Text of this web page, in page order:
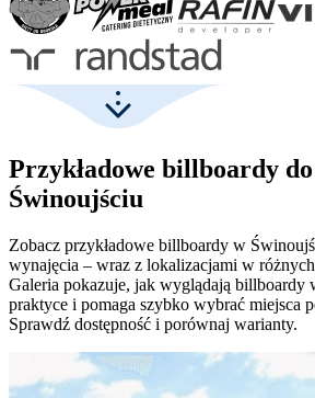
Przykładowe billboardy
Świnoujściu
Zobacz przykładowe billboardy w
wynajęcia – wraz z lokalizacjami w różnych
Galeria pokazuje, jak wyglądają billboardy
praktyce i pomaga szybko wybrać miejsca
Sprawdź dostępność i porównaj warianty.